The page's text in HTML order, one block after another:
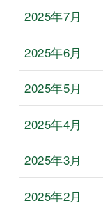
2025年7月
2025年6月
2025年5月
2025年4月
2025年3月
2025年2月